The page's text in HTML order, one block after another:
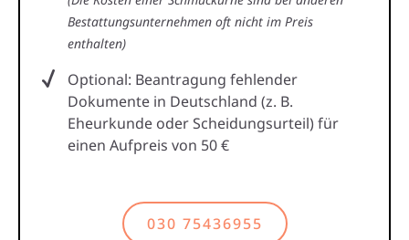
Bestattungsunternehmen oft nicht im Preis
enthalten)
Optional: Beantragung fehlender
Dokumente in Deutschland (z. B.
Eheurkunde oder Scheidungsurteil) für
einen Aufpreis von 50 €
030 75436955